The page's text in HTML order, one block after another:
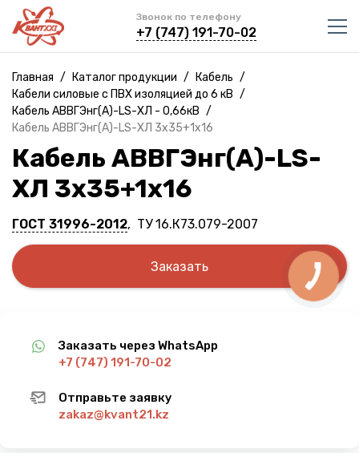
Звонок по телефону
+7 (747) 191-70-02
Главная / Каталог продукции / Кабель /
Кабели силовые с ПВХ изоляцией до 6 кВ /
Кабель АВВГЭнг(A)-LS-ХЛ - 0,66кВ /
Кабель АВВГЭнг(A)-LS-ХЛ 3х35+1х16
Кабель АВВГЭнг(A)-LS-
ХЛ 3х35+1х16
ГОСТ 31996-2012, ТУ 16.К73.079-2007
Заказать
Заказать через WhatsApp
+7 (747) 191-70-02
Отправьте заявку
zakaz@kvant21.kz